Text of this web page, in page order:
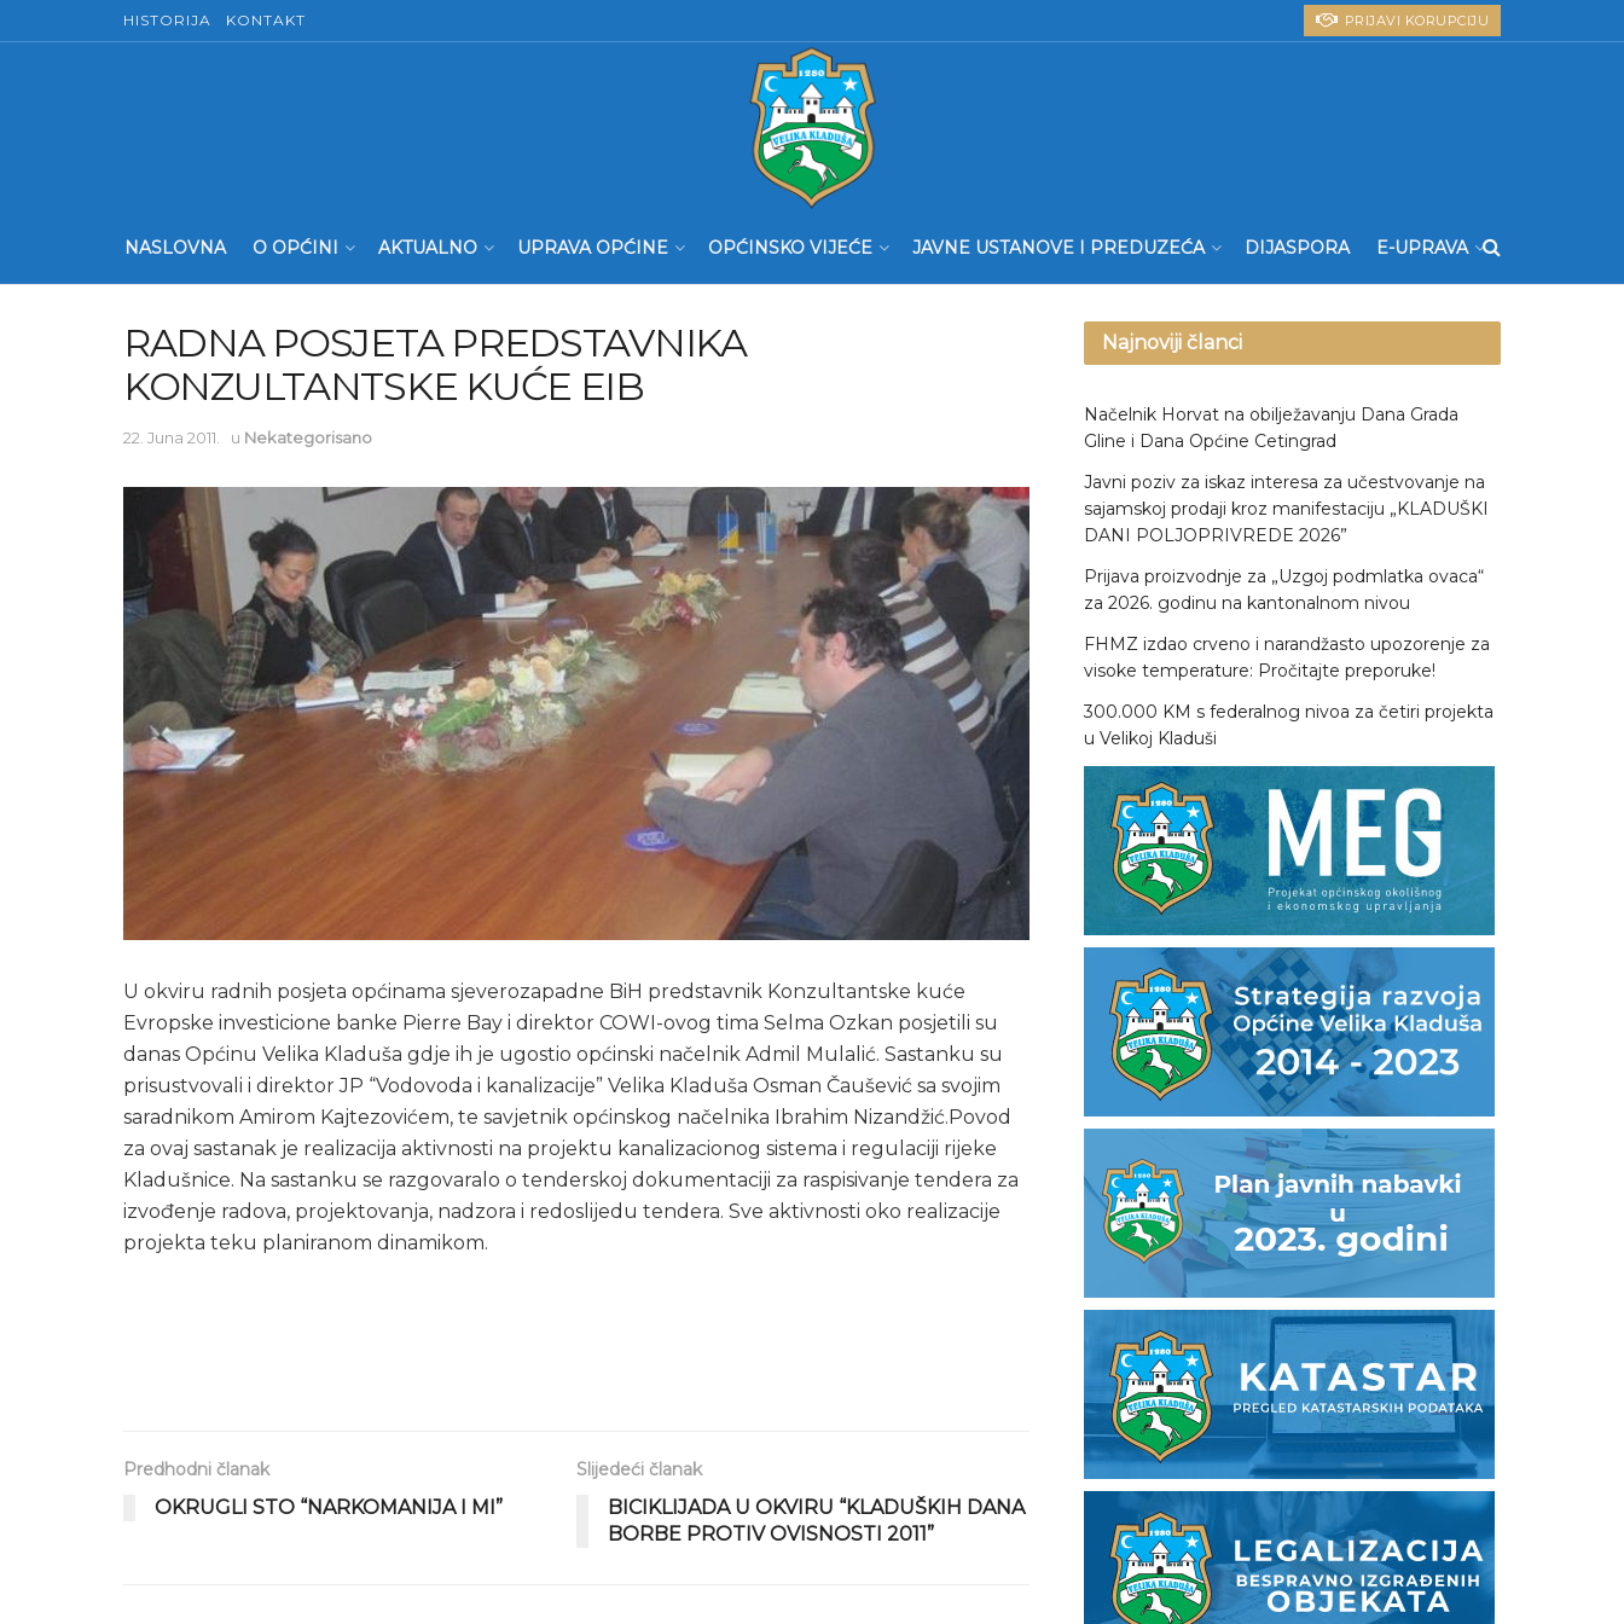
HISTORIJA KONTAKT PRIJAVI KORUPCIJU
NASLOVNA O OPĆINI AKTUALNO UPRAVA OPĆINE OPĆINSKO VIJEĆE JAVNE USTANOVE I PREDUZEĆA DIJASPORA E-UPRAVA
RADNA POSJETA PREDSTAVNIKA
KONZULTANTSKE KUĆE EIB
22. Juna 2011. u Nekategorisano
U okviru radnih posjeta općinama sjeverozapadne BiH predstavnik Konzultantske kuće
Evropske investicione banke Pierre Bay i direktor COWI-ovog tima Selma Ozkan posjetili su
danas Općinu Velika Kladuša gdje ih je ugostio općinski načelnik Admil Mulalić. Sastanku su
prisustvovali i direktor JP “Vodovoda i kanalizacije” Velika Kladuša Osman Čaušević sa svojim
saradnikom Amirom Kajtezovićem, te savjetnik općinskog načelnika Ibrahim Nizandžić.Povod
za ovaj sastanak je realizacija aktivnosti na projektu kanalizacionog sistema i regulaciji rijeke
Kladušnice. Na sastanku se razgovaralo o tenderskoj dokumentaciji za raspisivanje tendera za
izvođenje radova, projektovanja, nadzora i redoslijedu tendera. Sve aktivnosti oko realizacije
projekta teku planiranom dinamikom.
Predhodni članak
OKRUGLI STO “NARKOMANIJA I MI”
Slijedeći članak
BICIKLIJADA U OKVIRU “KLADUŠKIH DANA
BORBE PROTIV OVISNOSTI 2011”
Najnoviji članci
Načelnik Horvat na obilježavanju Dana Grada
Gline i Dana Općine Cetingrad
Javni poziv za iskaz interesa za učestvovanje na
sajamskoj prodaji kroz manifestaciju „KLADUŠKI
DANI POLJOPRIVREDE 2026”
Prijava proizvodnje za „Uzgoj podmlatka ovaca“
za 2026. godinu na kantonalnom nivou
FHMZ izdao crveno i narandžasto upozorenje za
visoke temperature: Pročitajte preporuke!
300.000 KM s federalnog nivoa za četiri projekta
u Velikoj Kladuši